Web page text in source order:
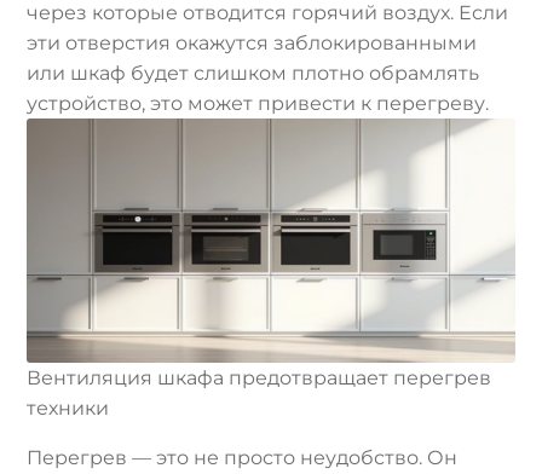
через которые отводится горячий воздух. Если
эти отверстия окажутся заблокированными
или шкаф будет слишком плотно обрамлять
устройство, это может привести к перегреву.
Вентиляция шкафа предотвращает перегрев
техники
Перегрев — это не просто неудобство. Он